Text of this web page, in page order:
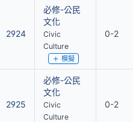
2924
必修-公民
文化
Civic
Culture
模擬
0-2
2925
必修-公民
文化
Civic
Culture
0-2